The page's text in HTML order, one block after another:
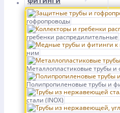
гофропроводы
гребенки распредилительные
ним
Металлопластиковые трубы и
Полипропиленовые трубы и
стали (INOX)